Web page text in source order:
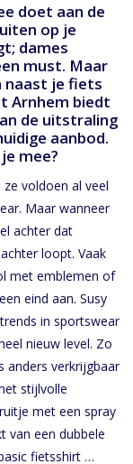
doet aan de
op je
dames
must. Maar
naast je fiets
Arnhem biedt
de uitstraling
aanbod.
mee?
voldoen al veel
Maar wanneer
achter dat
loopt. Vaak
met emblemen of
eind aan. Susy
in sportswear
nieuw level. Zo
anders verkrijgbaar
stijlvolle
met een spray
van een dubbele
fietsshirt …